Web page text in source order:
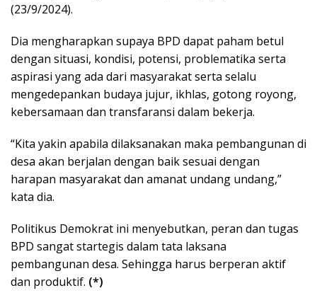
(23/9/2024).
Dia mengharapkan supaya BPD dapat paham betul
dengan situasi, kondisi, potensi, problematika serta
aspirasi yang ada dari masyarakat serta selalu
mengedepankan budaya jujur, ikhlas, gotong royong,
kebersamaan dan transfaransi dalam bekerja.
“Kita yakin apabila dilaksanakan maka pembangunan di
desa akan berjalan dengan baik sesuai dengan
harapan masyarakat dan amanat undang undang,”
kata dia.
Politikus Demokrat ini menyebutkan, peran dan tugas
BPD sangat startegis dalam tata laksana
pembangunan desa. Sehingga harus berperan aktif
dan produktif. (*)